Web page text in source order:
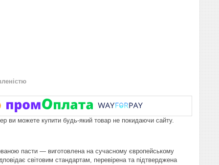
ви можете купити будь-який товар не покидаючи сайту.
пасти — виготовлена на сучасному європейському
світовим стандартам, перевірена та підтверджена